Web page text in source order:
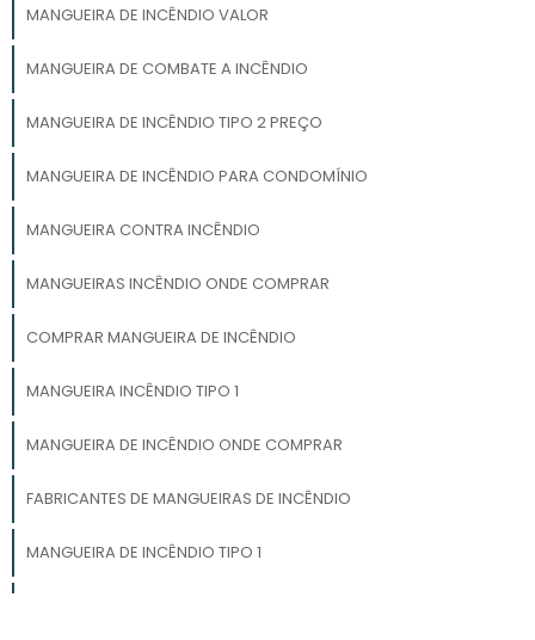
MANGUEIRA DE INCÊNDIO VALOR
MANGUEIRA DE COMBATE A INCÊNDIO
MANGUEIRA DE INCÊNDIO TIPO 2 PREÇO
MANGUEIRA DE INCÊNDIO PARA CONDOMÍNIO
MANGUEIRA CONTRA INCÊNDIO
MANGUEIRAS INCÊNDIO ONDE COMPRAR
COMPRAR MANGUEIRA DE INCÊNDIO
MANGUEIRA INCÊNDIO TIPO 1
MANGUEIRA DE INCÊNDIO ONDE COMPRAR
FABRICANTES DE MANGUEIRAS DE INCÊNDIO
MANGUEIRA DE INCÊNDIO TIPO 1